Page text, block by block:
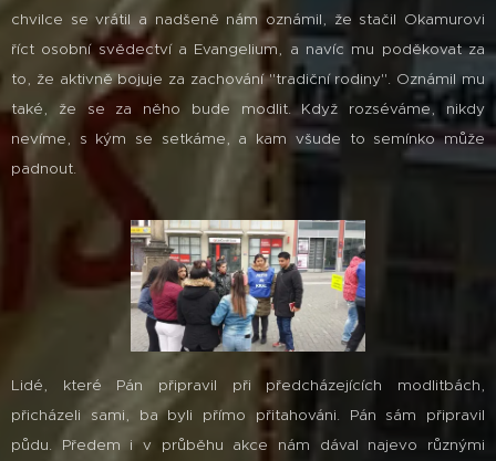
chvilce se vrátil a nadšeně nám oznámil, že stačil Okamurovi
říct osobní svědectví a Evangelium, a navíc mu poděkovat za
to, že aktivně bojuje za zachování "tradiční rodiny". Oznámil mu
také, že se za něho bude modlit. Když rozséváme, nikdy
nevíme, s kým se setkáme, a kam všude to semínko může
padnout.
Lidé, které Pán připravil při předcházejících modlitbách,
přicházeli sami, ba byli přímo přitahováni. Pán sám připravil
půdu. Předem i v průběhu akce nám dával najevo různými